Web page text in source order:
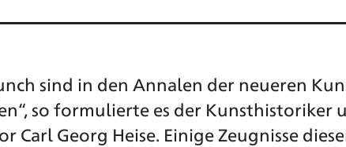
sind in den Annalen der neueren
so formulierte es der Kunsthistoriker
Carl Georg Heise. Einige Zeugnisse